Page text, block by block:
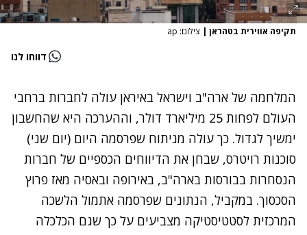
תקיפה אווירית בטהראן | צילום: ap
דווחו לנו
המלחמה של ארה"ב וישראל באיראן עולה לחברות ברחבי
העולם לפחות 25 מיליארד דולר, וההערכה היא שהחשבון
ימשיך לגדול. כך עולה מניתוח שפרסמה היום (יום שני)
סוכנות רויטרס, שבחן את הדיווחים הכספיים של חברות
הנסחרות בבורסות בארה"ב, באירופה ובאסיה מאז פרוץ
הסכסוך. במקביל, הנתונים שפרסמה אתמול הלשכה
המרכזית לסטטיסטיקה מצביעים על כך שגם הכלכלה